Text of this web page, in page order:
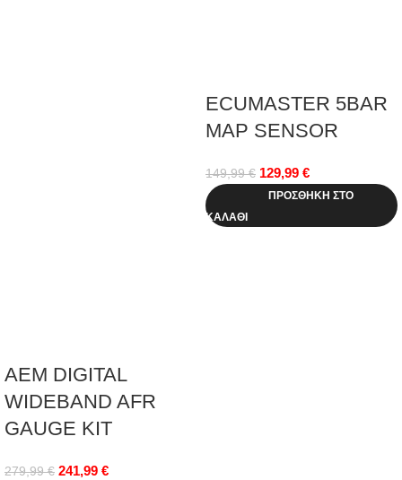
AEM DIGITAL
WIDEBAND AFR
GAUGE KIT
279,99€ 241,99 €
ECUMASTER 5BAR
MAP SENSOR
149,99€ 129,99 €
ΠΡΟΣΘΉΚΗ ΣΤΟ
ΚΑΛΆΘΙ